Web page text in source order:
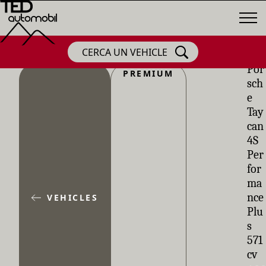
CERCA UN VEHICLE
VEHICLES
PREMIUM
Por
sch
e
Tay
can
4S
Per
for
ma
nce
Plu
s
571
cv